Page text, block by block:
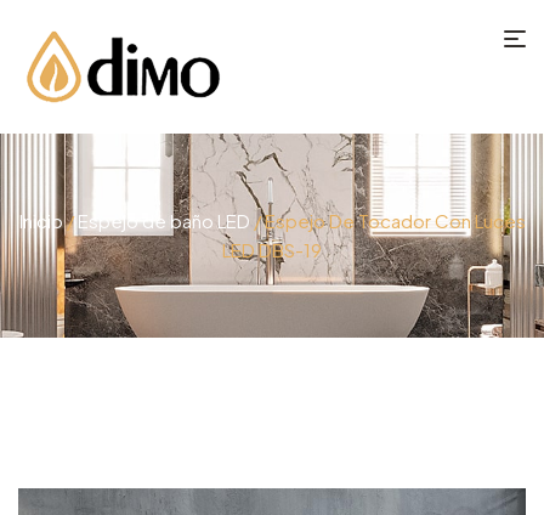
Inicio/Espejo de baño LED / Espejo De Tocador Con Luces
LED DBS-19